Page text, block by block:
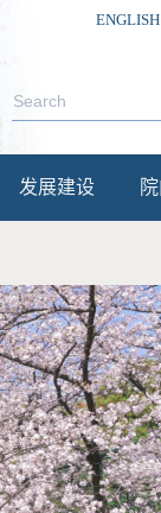
ENGLISH
发展建设